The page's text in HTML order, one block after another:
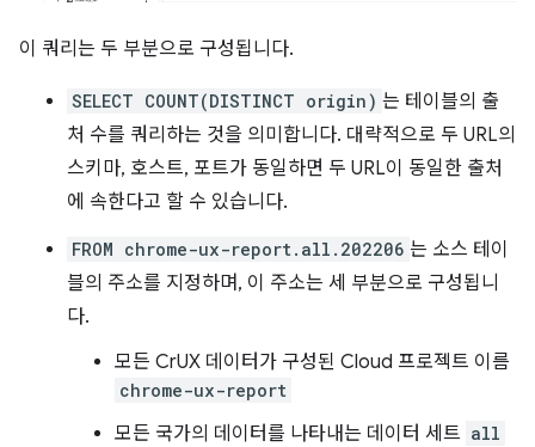
이 쿼리는 두 부분으로 구성됩니다.
SELECT COUNT(DISTINCT origin) 는 테이블의 출
처 수를 쿼리하는 것을 의미합니다. 대략적으로 두 URL의
스키마, 호스트, 포트가 동일하면 두 URL이 동일한 출처
에 속한다고 할 수 있습니다.
FROM chrome-ux-report.all.202206 는 소스 테이
블의 주소를 지정하며, 이 주소는 세 부분으로 구성됩니
다.
모든 CrUX 데이터가 구성된 Cloud 프로젝트 이름
chrome-ux-report
모든 국가의 데이터를 나타내는 데이터 세트 all